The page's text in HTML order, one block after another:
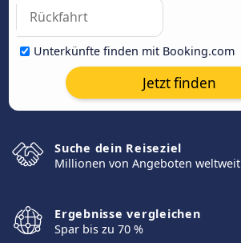
Unterkünfte finden mit Booking.com
Jetzt finden
Suche dein Reiseziel
Millionen von Angeboten weltweit
Ergebnisse vergleichen
Spar bis zu 70 %